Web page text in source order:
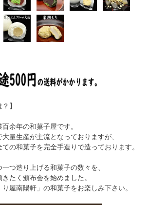
】
余年の和菓子屋です。
量生産が主流となっておりますが、
の和菓子を完全手造りで造っております。
つ造り上げる和菓子の数々を、
たく頒布会を始めました。
屋南陽軒」の和菓子をお楽しみ下さい。